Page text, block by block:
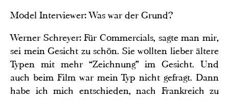
Model Interviewer: Was war der Grund?
Werner Schreyer: Für Commercials, sagte man mir,
sei mein Gesicht zu schön. Sie wollten lieber ältere
Typen mit mehr “Zeichnung” im Gesicht. Und
auch beim Film war mein Typ nicht gefragt. Dann
habe ich mich entschieden, nach Frankreich zu